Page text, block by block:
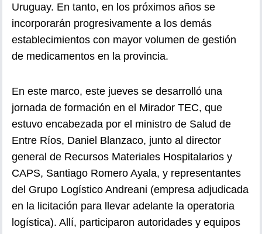
Uruguay. En tanto, en los próximos años se
incorporarán progresivamente a los demás
establecimientos con mayor volumen de gestión
de medicamentos en la provincia.
En este marco, este jueves se desarrolló una
jornada de formación en el Mirador TEC, que
estuvo encabezada por el ministro de Salud de
Entre Ríos, Daniel Blanzaco, junto al director
general de Recursos Materiales Hospitalarios y
CAPS, Santiago Romero Ayala, y representantes
del Grupo Logístico Andreani (empresa adjudicada
en la licitación para llevar adelante la operatoria
logística). Allí, participaron autoridades y equipos